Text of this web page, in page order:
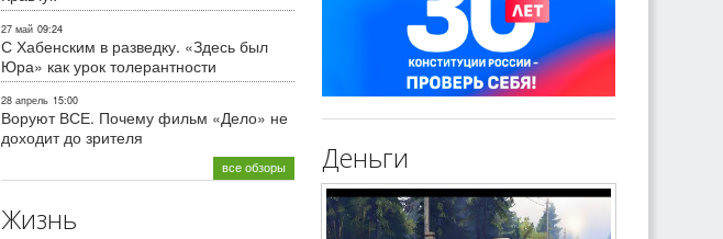
27 май 09:24
С Хабенским в разведку. «Здесь был
Юра» как урок толерантности
28 апрель 15:00
Воруют ВСЕ. Почему фильм «Дело» не
доходит до зрителя
все обзоры
Жизнь
Деньги